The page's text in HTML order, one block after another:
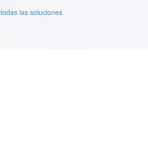
todas las soluciones